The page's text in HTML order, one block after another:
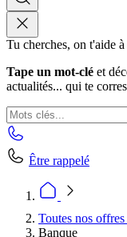
Tu cherches, on t'aide
Tape un mot-clé et
actualités... qui te
Être rappelé
Toutes nos offres
Banque